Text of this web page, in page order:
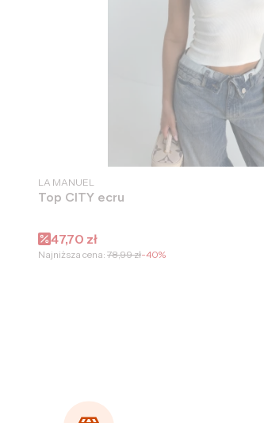
PRODUCENT
LA MANUEL
Top CITY ecru
Cena promocyjna
47,70 zł
Najniższa cena: 78,99 zł-40%